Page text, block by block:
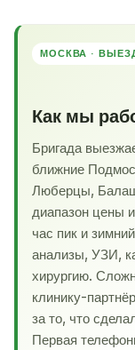
МОСКВА ·
Как мы
Бригада
ближние
Люберцы,
диапазон цены
час пик и
анализы, УЗИ,
хирургию.
клинику-
за то, что
Первая